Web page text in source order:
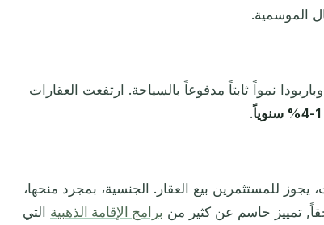
الموسمية.
نمواً ثابتاً مدفوعاً بالسياحة. ارتفعت العقارات
1-4% سنوياً .
يجوز للمستثمرين بيع العقار. الجنسية، بمجرد منحها،
تمييز حاسم عن كثير من برامج الإقامة الذهبية التي